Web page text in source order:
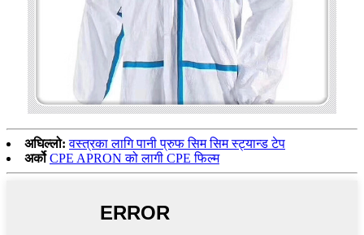
अघिल्लो: वस्त्रका लागि पानी प्रुफ सिम सिम स्ट्यान्ड टेप
अर्को CPE APRON को लागी CPE फिल्म